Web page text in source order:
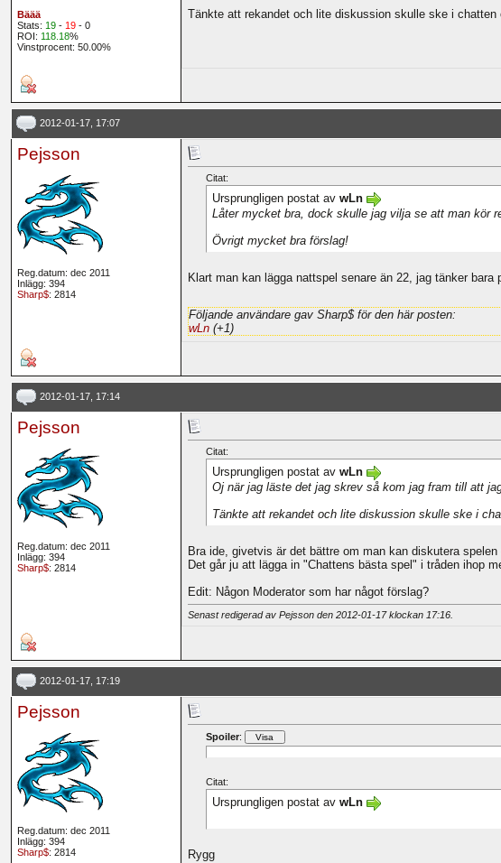
Bäää
Stats: 19- 19- 0
ROI: 118.18%
Vinstprocent: 50.00%
Tänkte att rekandet och lite diskussion skulle ske i
2012-01-17, 17:07
Pejsson
Reg.datum: dec 2011
Inlägg: 394
Sharp$: 2814
Citat:
Ursprungligen postat av wLn
Låter mycket bra, dock skulle jag vilja se att man kör
Övrigt mycket bra förslag!
Klart man kan lägga nattspel senare än 22, jag tänker
Följande användare gav Sharp$ för den här posten:
wLn(+1)
2012-01-17, 17:14
Pejsson
Reg.datum: dec 2011
Inlägg: 394
Sharp$: 2814
Citat:
Ursprungligen postat av wLn
Oj när jag läste det jag skrev så kom jag fram till att
Tänkte att rekandet och lite diskussion skulle ske i
Bra ide, givetvis är det bättre om man kan diskutera
Det går ju att lägga in "Chattens bästa spel" i tråden ihop
Edit: Någon Moderator som har något förslag?
Senast redigerad av Pejsson den 2012-01-17 klockan 17:16.
2012-01-17, 17:19
Pejsson
Reg.datum: dec 2011
Inlägg: 394
Sharp$: 2814
Spoiler:
Citat:
Ursprungligen postat av wLn
Rygg